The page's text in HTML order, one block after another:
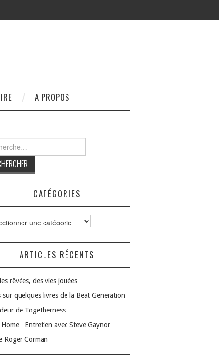
A PROPOS
CATÉGORIES
ARTICLES RÉCENTS
rêvées, des vies jouées
sur quelques livres de la Beat Generation
de Togetherness
: Entretien avec Steve Gaynor
Roger Corman